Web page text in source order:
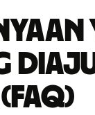
(FAQ)